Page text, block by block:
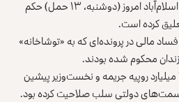
دادگاه عالی اسلام‌آباد امروز (دوشنبه، ۱۳ حمل) حکم
کرده است.
مالی در پرونده‌‌ای که به «توشاخانه»
دادگاه همچنین این زوج را ۱.۵۷ میلیارد روپیه‌ جریمه و نخست‌وزیر پیشین
سمت‌های دولتی سلب صلاحیت کرده بود.